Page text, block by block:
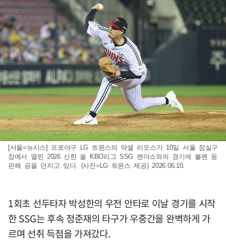
[서울=뉴시스] 프로야구 LG 트윈스의 약셀 리오스가 10일 서울 잠실구
장에서 열린 2026 신한 쏠 KBO리그 SSG 랜더스와의 경기에 불펜 등
판해 공을 던지고 있다. (사진=LG 트윈스 제공) 2026.06.10.
1회초 선두타자 박성한의 우전 안타로 이날 경기를 시작
한 SSG는 후속 정준재의 타구가 우중간을 완벽하게 가
르며 선취 득점을 가져갔다.